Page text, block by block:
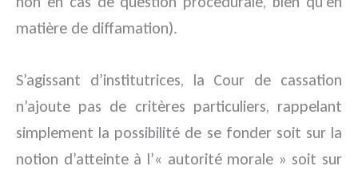
matière de diffamation).
S’agissant d’institutrices, la Cour de cassation
n’ajoute pas de critères particuliers, rappelant
simplement la possibilité de se fonder soit sur la
notion d’atteinte à l’« autorité morale » soit sur